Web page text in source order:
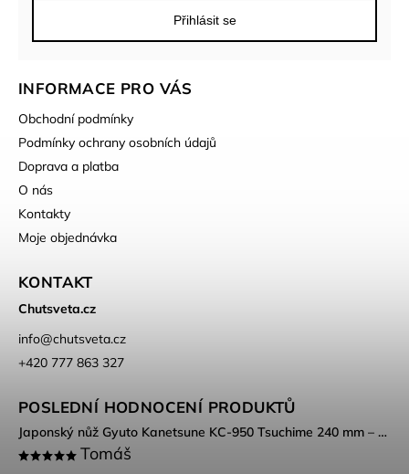
INFORMACE PRO VÁS
Obchodní podmínky
Podmínky ochrany osobních údajů
Doprava a platba
O nás
Kontakty
Moje objednávka
KONTAKT
Chutsveta.cz
info@chutsveta.cz
+420 777 863 327
POSLEDNÍ HODNOCENÍ PRODUKTŮ
Japonský nůž Gyuto Kanetsune KC-950 Tsuchime 240 mm – DSR-1K6 ocel, Tsuchime povrch
Tomáš
Přihlásit se